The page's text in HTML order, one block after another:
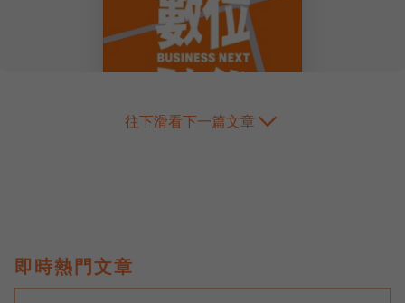
往下滑看下一篇文章
即時熱門文章